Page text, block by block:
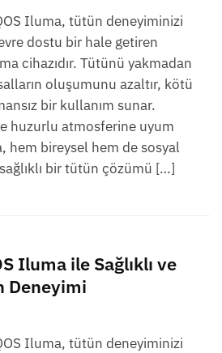
Iluma, tütün deneyiminizi
dostu bir hale getiren
cihazıdır. Tütünü yakmadan
oluşumunu azaltır, kötü
bir kullanım sunar.
huzurlu atmosferine uyum
hem bireysel hem de sosyal
bir tütün çözümü […]
Iluma ile Sağlıklı ve
Deneyimi
Iluma, tütün deneyiminizi